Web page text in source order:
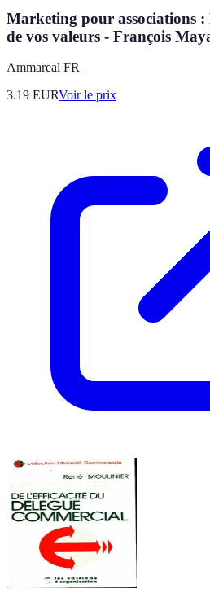
Marketing pour associations :
de vos valeurs - François
Ammareal FR
3.19 EURVoir le prix